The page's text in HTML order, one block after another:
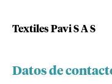
Textiles Pavi S A S
Datos de